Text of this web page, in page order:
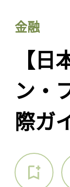
金融
【
ン・
際ガ